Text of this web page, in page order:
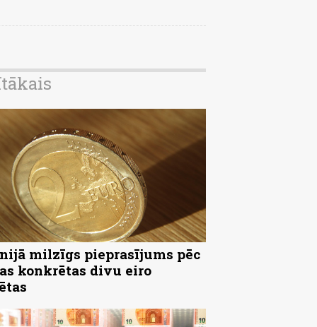
milzīgs pieprasījums pēc
konkrētas divu eiro